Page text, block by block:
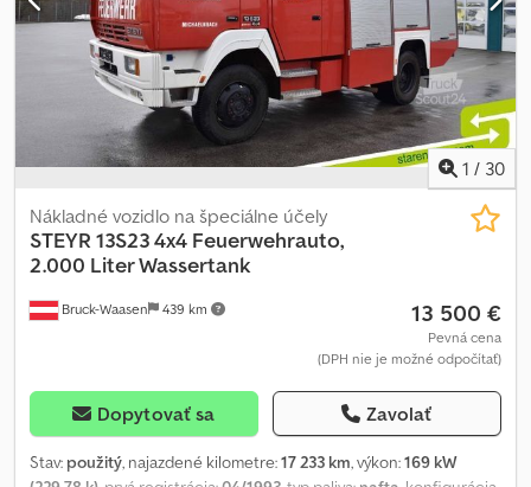
Špecializujeme sa na nákladné vozidlá, prívesy a výmenné
nadstavby. Skladom máme viac než 50 ťažkých vozidiel a viac než
150 kontajnerov, výmenných nadstavieb s aj bez žeriavu. S.E.&O
Vzhľadom na množstvo inzerátov a detailov spoločnosť Aurora
odporúča overiť správnosť uvedených údajov s obchodným
personálom.
1 / 30
Bruck-Waasen 439 km
Nákladné vozidlo na špeciálne účely
STEYR 13S23 4x4 Feuerwehrauto,
2.000 Liter Wassertank
13 500 €
Pevná cena
(DPH nie je možné odpočítať)
Dopytovať sa Zavolať
Stav: použitý, najazdené kilometre:17 233 km, výkon:169 kW